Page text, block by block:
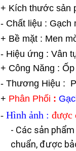
+ Kích thước sản
- Chất liệu : Gạch
+ Bề mặt : Men
- Hiệu ứng : Vân
+ Công Năng :
- Thương Hiệu :
+ Phân Phối :
- Hình ảnh : được
- Các sản
chuẩn, được